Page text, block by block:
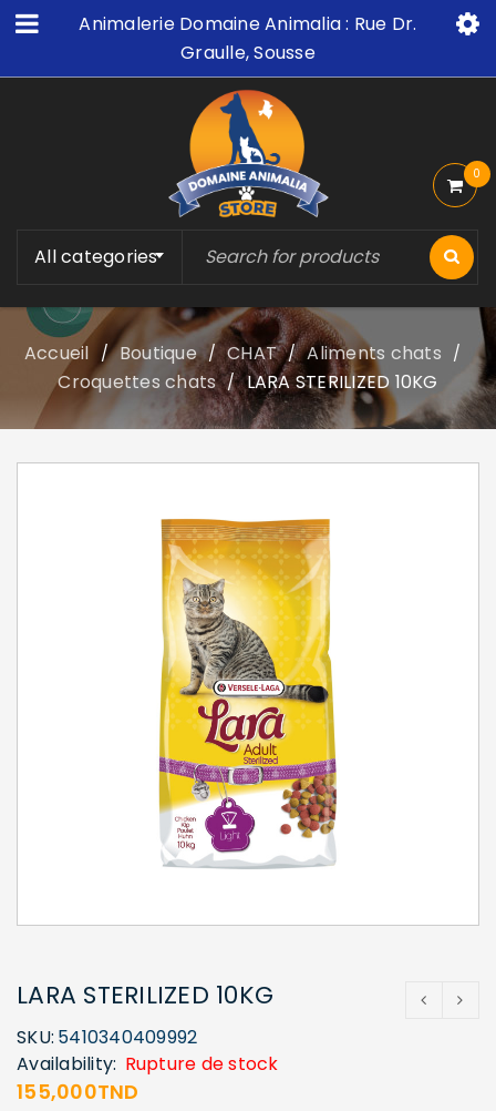
Animalerie Domaine Animalia : Rue Dr.
Graulle, Sousse
All categories
0
Accueil / Boutique / CHAT / Aliments chats /
Croquettes chats / LARA STERILIZED 10KG
LARA STERILIZED 10KG
SKU: 5410340409992
Availability: Rupture de stock
155,000TND